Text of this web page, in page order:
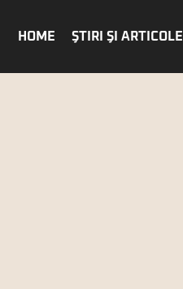
HOME ŞTIRI ŞI ARTICOLE